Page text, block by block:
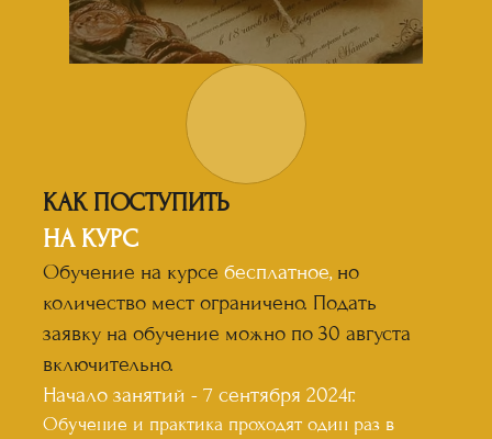
КАК ПОСТУПИТЬ
НА КУРС
Обучение на курсе бесплатное, но
количество мест ограничено. Подать
заявку на обучение можно по 30 августа
включительно.
Начало занятий - 7 сентября 2024г.
Обучение и практика проходят один раз в